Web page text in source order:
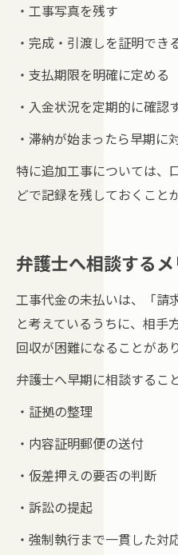
・工事写真を残す
・完成・引渡しを証明でき
・支払期限を明確に定める
・入金状況を定期的に確認
・滞納が始まったら早期に
特に追加工事については、
どで記録を残しておくこと
弁護士へ相談する
工事代金の未払いは、「請
と考えているうちに、相手
回収が困難になることがあ
弁護士へ早期に相談するこ
・証拠の整理
・内容証明郵便の送付
・仮差押えの要否の判断
・訴訟の提起
・強制執行まで一貫した対